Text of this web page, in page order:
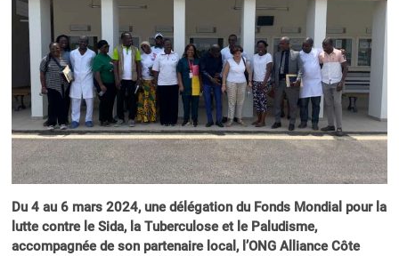
Du 4 au 6 mars 2024, une délégation du Fonds Mondial pour la
lutte contre le Sida, la Tuberculose et le Paludisme,
accompagnée de son partenaire local, l’ONG Alliance Côte